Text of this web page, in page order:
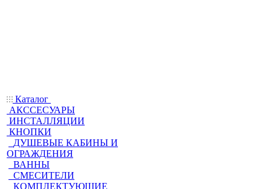
Каталог
АКССЕСУАРЫ
ИНСТАЛЛЯЦИИ
КНОПКИ
ДУШЕВЫЕ КАБИНЫ И
ОГРАЖДЕНИЯ
ВАННЫ
СМЕСИТЕЛИ
КОМПЛЕКТУЮЩИЕ